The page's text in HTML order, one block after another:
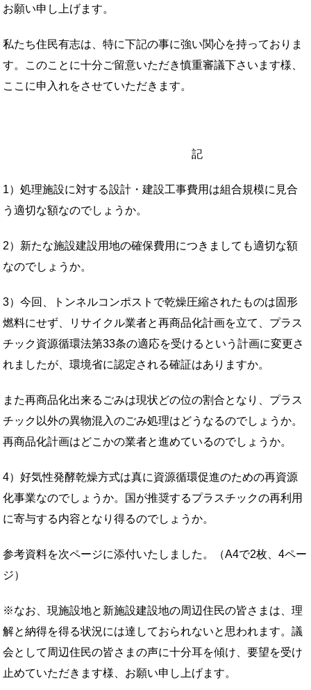
お願い申し上げます。
私たち住民有志は、特に下記の事に強い関心を持っておりま
す。このことに十分ご留意いただき慎重審議下さいます様、
ここに申入れをさせていただきます。
記
1）処理施設に対する設計・建設工事費用は組合規模に見合
う適切な額なのでしょうか。
2）新たな施設建設用地の確保費用につきましても適切な額
なのでしょうか。
3）今回、トンネルコンポストで乾燥圧縮されたものは固形
燃料にせず、リサイクル業者と再商品化計画を立て、プラス
チック資源循環法第33条の適応を受けるという計画に変更さ
れましたが、環境省に認定される確証はありますか。
また再商品化出来るごみは現状どの位の割合となり、プラス
チック以外の異物混入のごみ処理はどうなるのでしょうか。
再商品化計画はどこかの業者と進めているのでしょうか。
4）好気性発酵乾燥方式は真に資源循環促進のための再資源
化事業なのでしょうか。国が推奨するプラスチックの再利用
に寄与する内容となり得るのでしょうか。
参考資料を次ページに添付いたしました。（A4で2枚、4ペー
ジ）
※なお、現施設地と新施設建設地の周辺住民の皆さまは、理
解と納得を得る状況には達しておられないと思われます。議
会として周辺住民の皆さまの声に十分耳を傾け、要望を受け
止めていただきます様、お願い申し上げます。